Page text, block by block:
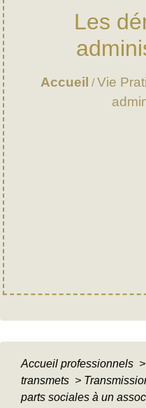
Les
Accueil /Vie
Accueil professionnels >
transmets >
parts sociales à un